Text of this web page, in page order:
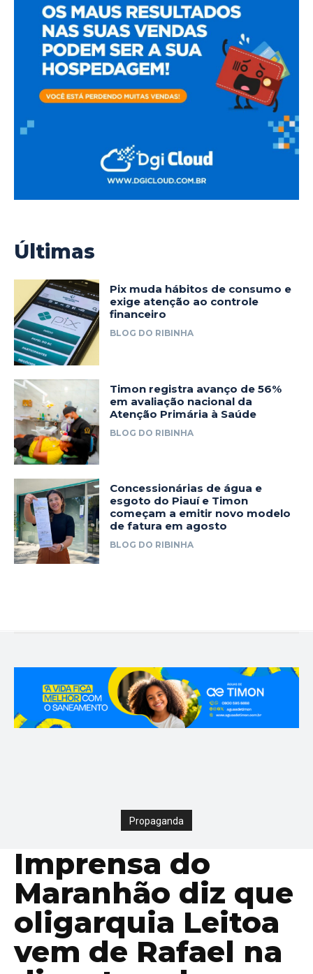
Últimas
Pix muda hábitos de consumo e
exige atenção ao controle
financeiro
BLOG DO RIBINHA
Timon registra avanço de 56%
em avaliação nacional da
Atenção Primária à Saúde
BLOG DO RIBINHA
Concessionárias de água e
esgoto do Piauí e Timon
começam a emitir novo modelo
de fatura em agosto
BLOG DO RIBINHA